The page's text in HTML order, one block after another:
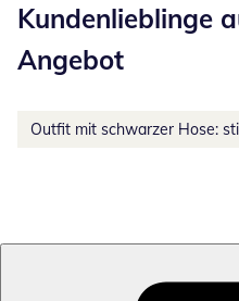
Kundenlieblinge
Angebot
Outfit mit schwarzer Hose: